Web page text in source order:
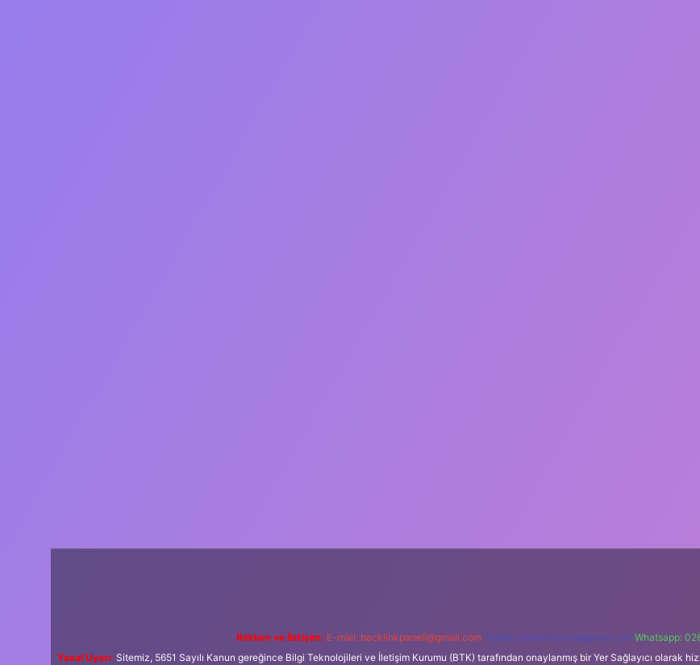
Reklam ve İletişim: E-mail: backlinkpaneli@gmail.com Teams: forumhizmeti@gmail.com Whatsapp:
Yasal Uyarı: Sitemiz, 5651 Sayılı Kanun gereğince Bilgi Teknolojileri ve İletişim Kurumu (BTK) tarafından onaylanmış bir Yer Sağlayıcı